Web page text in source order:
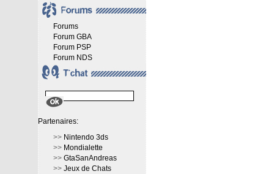
Forums
Forum GBA
Forum PSP
Forum NDS
Partenaires:
>> Nintendo 3ds
>> Mondialette
>> GtaSanAndreas
>> Jeux de Chats